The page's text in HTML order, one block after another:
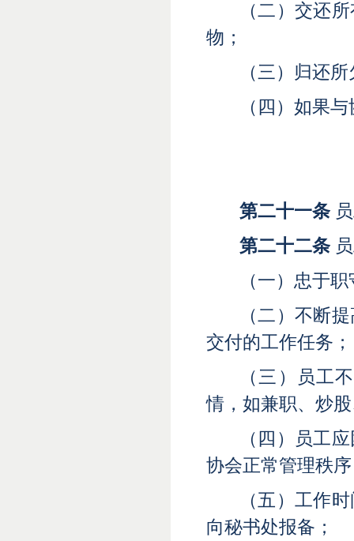
（二）交还
物；
（三）归还
（四）如果
第二十一条
第二十二条
（一）忠于
（二）不断
交付的工作任务 ；
（三）员工
情，如兼职、炒
（四）员工
协会正常管理秩序
（五）工作
向秘书处报备 ；